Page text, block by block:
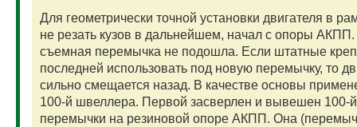
Для геометрически точной установки двигателя в
не резать кузов в дальнейшем, начал с опоры
съемная перемычка не подошла. Если штатные
последней использовать под новую перемычку, то
сильно смещается назад. В качестве основы
100-й швеллера. Первой засверлен и вывешен 100-
перемычки на резиновой опоре АКПП. Она